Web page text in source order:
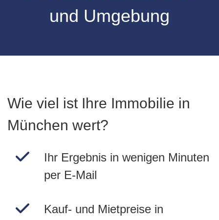
und Umgebung
Wie viel ist Ihre Immobilie in
München wert?
Ihr Ergebnis in wenigen Minuten
per E-Mail
Kauf- und Mietpreise in